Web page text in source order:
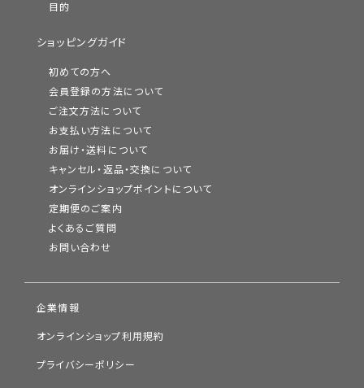
目的
ショッピングガイド
初めての方へ
会員登録の方法について
ご注文方法について
お支払い方法について
お届け・送料について
キャンセル・返品・交換について
オンラインショップポイントについて
定期便のご案内
よくあるご質問
お問い合わせ
企業情報
オンラインショップ利用規約
プライバシーポリシー